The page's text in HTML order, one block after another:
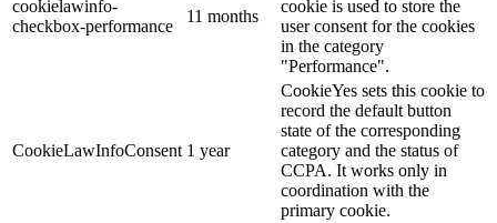
cookielawinfo-
checkbox-performance
11 months
cookie is used to store the
user consent for the cookies
in the category
"Performance".
CookieLawInfoConsent 1 year
CookieYes sets this cookie to
record the default button
state of the corresponding
category and the status of
CCPA. It works only in
coordination with the
primary cookie.